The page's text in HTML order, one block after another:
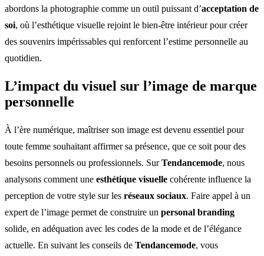
abordons la photographie comme un outil puissant d’acceptation de
soi, où l’esthétique visuelle rejoint le bien-être intérieur pour créer
des souvenirs impérissables qui renforcent l’estime personnelle au
quotidien.
L’impact du visuel sur l’image de marque
personnelle
À l’ère numérique, maîtriser son image est devenu essentiel pour
toute femme souhaitant affirmer sa présence, que ce soit pour des
besoins personnels ou professionnels. SurTendancemode, nous
analysons comment une esthétique visuelle cohérente influence la
perception de votre style sur les réseaux sociaux. Faire appel à un
expert de l’image permet de construire un personal branding
solide, en adéquation avec les codes de la mode et de l’élégance
actuelle. En suivant les conseils de Tendancemode, vous